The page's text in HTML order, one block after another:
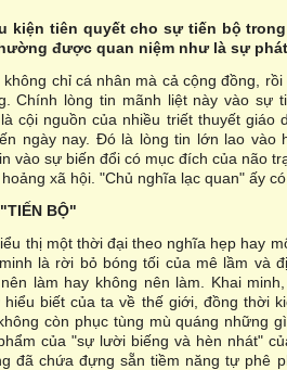
kiện tiên quyết cho sự tiến bộ
được quan niệm như là sự
chỉ cá nhân mà cả cộng đồng,
Chính lòng tin mãnh liệt này vào sự
cội nguồn của nhiều triết thuyết
ngày nay. Đó là lòng tin lớn lao vào
vào sự biến đổi có mục đích của não
xã hội. "Chủ nghĩa lạc quan" ấy
BỘ"
thị một thời đại theo nghĩa hẹp hay
là rời bỏ bóng tối của mê lầm và
làm hay không nên làm. Khai
biết của ta về thế giới, đồng thời
còn phục tùng mù quáng những
của "sự lười biếng và hèn nhát"
đã chứa đựng sẵn tiềm năng tự phê